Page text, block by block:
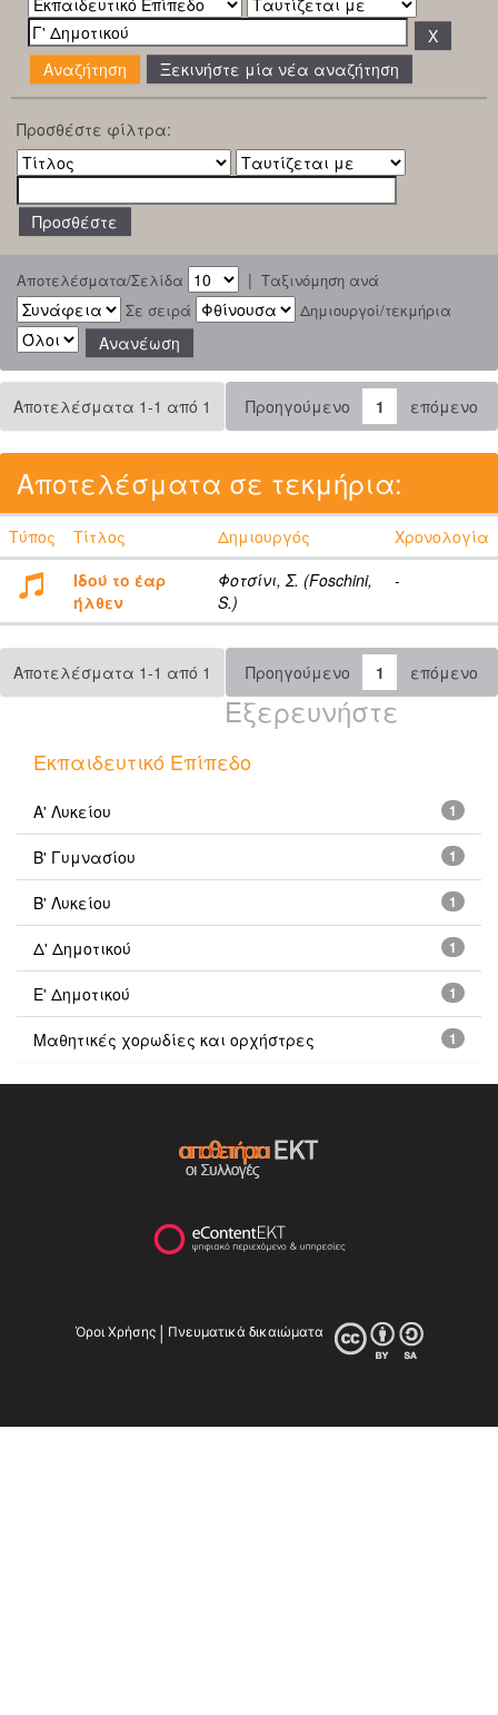
Ξεκινήστε μία νέα αναζήτηση
Προσθέστε φίλτρα:
Αποτελέσματα/Σελίδα | Ταξινόμηση ανά
Σε σειρά
Δημιουργοί/τεκμήρια
Αποτελέσματα 1-1 από 1 Προηγούμενο 1 επόμενο
Αποτελέσματα σε τεκμήρια:
Τύπος Τίτλος Δημιουργός
Χρονολογία
Ιδού το έαρ
ήλθεν
Φοτσίνι, Σ. (Foschini,
S.)
-
Αποτελέσματα 1-1 από 1 Προηγούμενο 1 επόμενο
Εξερευνήστε
Εκπαιδευτικό Επίπεδο
1
Α' Λυκείου
1
Β' Γυμνασίου
1
Β' Λυκείου
1
Δ' Δημοτικού
1
Ε' Δημοτικού
1
Μαθητικές χορωδίες και ορχήστρες